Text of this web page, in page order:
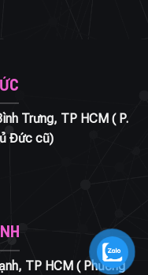
Trưng, TP HCM ( P.
Đức cũ)
TP HCM ( Phường